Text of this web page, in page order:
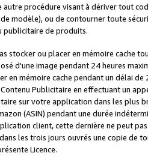
procédure visant à dériver tout
modèle), ou de contourner toute
publicitaire de produits.
stocker ou placer en mémoire cache
d'une image pendant 24 heures
en mémoire cache pendant un délai
Publicitaire en effectuant un
sur votre application dans les plus
(ASIN) pendant une durée
client, cette dernière ne peut
les trois jours ouvrés une copie de
Licence.